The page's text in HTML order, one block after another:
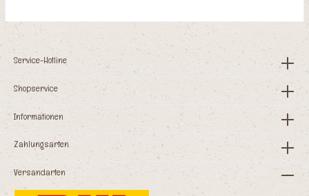
Mineralstoffe sowie wertvolle Prebiotika
(FOS/MOS) sichern und runden die Versorgung
unserer Katzen ab Zutaten in Lebensmittelqualität
ohne minderwertige tierische oder pflanzliche
Nebenerzeugnisse ohne pflanzliche Proteine aus
Soja, Gluten, Erbsen, Bohnen oder Kartoffeln ohne
Mais, Weizen oder sonstiges Getreide mit hohem
Allergiepotential ohne Zusatz von Farb-,
künstlichen Aroma- oder Konservierungsstoffen
natürlich mit Vitamin E stabilisiertMit dem Kauf
dieses Futters unterstützen Sie die
Welttierschutzgesellschaft.
Service-Hotline
Shopservice
Informationen
Zahlungsarten
Versandarten